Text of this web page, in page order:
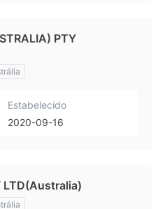
PTY
Estabelecido
2020-09-16
LTD(Australia)